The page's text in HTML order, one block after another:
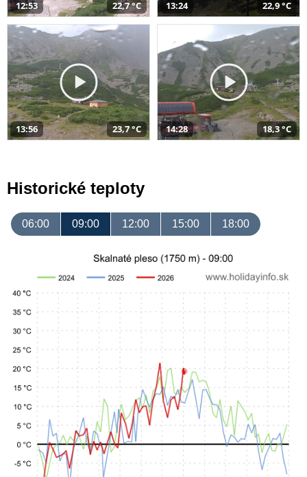
12:53 22,7 °C 13:24 22,9 °C
13:56 23,7 °C 14:28 18,3 °C
Historické teploty
06:00 09:00 12:00 15:00 18:00